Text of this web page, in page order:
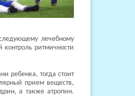
лечебному
контроль ритмичности
ребенка, тогда стоит
прием веществ,
а также атропин.